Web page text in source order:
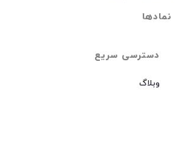
دسترسی سریع
وبلاگ
نمادها